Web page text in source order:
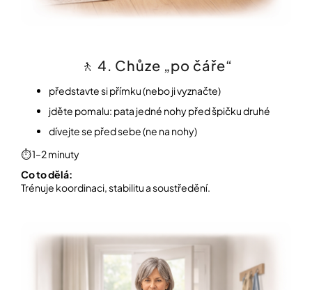
🚶 4. Chůze „po čáře“
představte si přímku (nebo ji vyznačte)
jděte pomalu: pata jedné nohy před špičku druhé
dívejte se před sebe (ne na nohy)
⏱️ 1–2 minuty
Co to dělá:
Trénuje koordinaci, stabilitu a soustředění.